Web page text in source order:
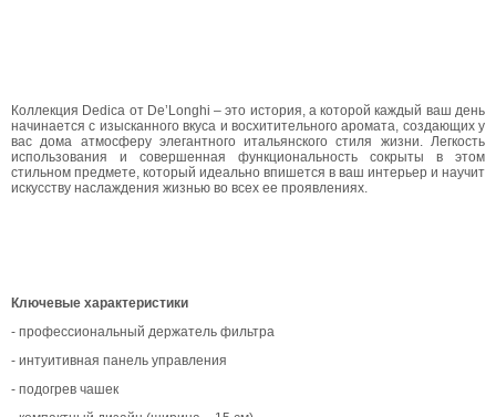
Коллекция Dedica от De’Longhi – это история, а которой каждый ваш день
начинается с изысканного вкуса и восхитительного аромата, создающих у
вас дома атмосферу элегантного итальянского стиля жизни. Легкость
использования и совершенная функциональность сокрыты в этом
стильном предмете, который идеально впишется в ваш интерьер и научит
искусству наслаждения жизнью во всех ее проявлениях.
Ключевые характеристики
- профессиональный держатель фильтра
- интуитивная панель управления
- подогрев чашек